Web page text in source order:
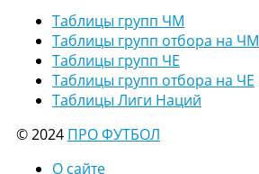
Таблицы групп ЧМ
Таблицы групп отбора на ЧМ
Таблицы групп ЧЕ
Таблицы групп отбора на ЧЕ
Таблицы Лиги Наций
© 2024 ПРО ФУТБОЛ
О сайте